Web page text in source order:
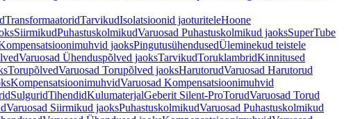
TransformaatoridTarvikudIsolatsioonid jaoturiteleHoone
SiirmikudPuhastuskolmikudVaruosad Puhastuskolmikud jaoksSuperTube
jaoksPingutusühendusedÜleminekud teistele
Varuosad Ühenduspõlved jaoksTarvikudToruklambridKinnitused
TorupõlvedVaruosad Torupõlved jaoksHarutorudVaruosad Harutorud
KompensatsioonimuhvidVaruosad Kompensatsioonimuhvid
SulguridTihendidKulumaterjalGeberit Silent-ProTorudVaruosad Torud
Varuosad Siirmikud jaoksPuhastuskolmikudVaruosad Puhastuskolmikud